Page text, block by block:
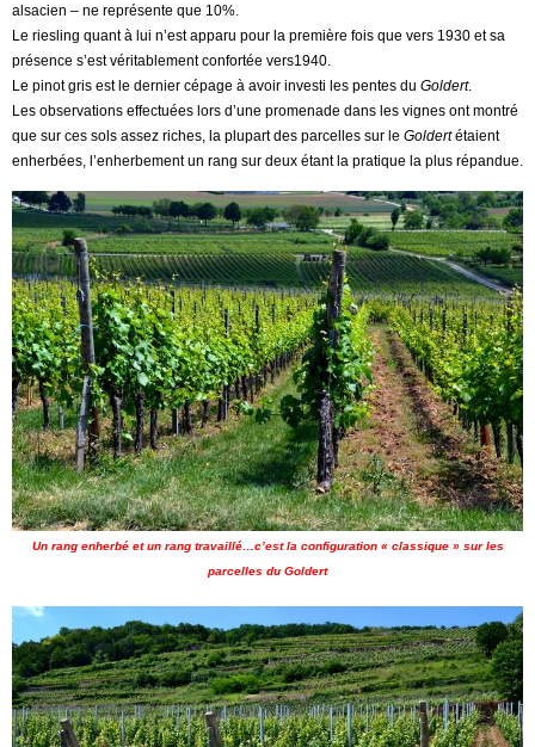
alsacien – ne représente que 10%.
Le riesling quant à lui n’est apparu pour la première fois que vers 1930 et sa
présence s’est véritablement confortée vers1940.
Le pinot gris est le dernier cépage à avoir investi les pentes du Goldert.
Les observations effectuées lors d’une promenade dans les vignes ont montré
que sur ces sols assez riches, la plupart des parcelles sur le Goldertétaient
enherbées, l’enherbement un rang sur deux étant la pratique la plus répandue.
Un rang enherbé et un rang travaillé…c’est la configuration « classique » sur les
parcelles du Goldert